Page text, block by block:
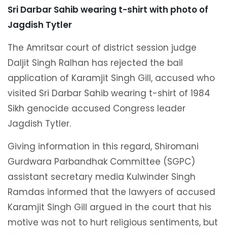
Sri Darbar Sahib wearing t-shirt with photo of
Jagdish Tytler
The Amritsar court of district session judge
Daljit Singh Ralhan has rejected the bail
application of Karamjit Singh Gill, accused who
visited Sri Darbar Sahib wearing t-shirt of 1984
Sikh genocide accused Congress leader
Jagdish Tytler.
Giving information in this regard, Shiromani
Gurdwara Parbandhak Committee (SGPC)
assistant secretary media Kulwinder Singh
Ramdas informed that the lawyers of accused
Karamjit Singh Gill argued in the court that his
motive was not to hurt religious sentiments, but